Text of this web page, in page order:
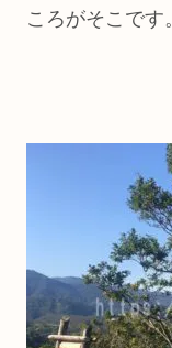
ころがそこです。